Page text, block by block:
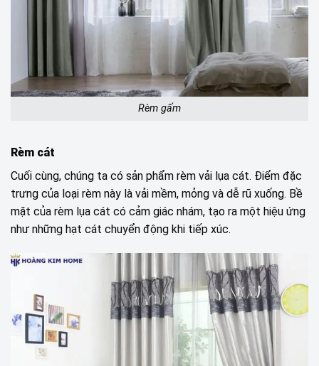
Rèm gấm
Rèm cát
Cuối cùng, chúng ta có sản phẩm rèm vải lụa cát. Điểm đặc
trưng của loại rèm này là vải mềm, mỏng và dễ rũ xuống. Bề
mặt của rèm lụa cát có cảm giác nhám, tạo ra một hiệu ứng
như những hạt cát chuyển động khi tiếp xúc.